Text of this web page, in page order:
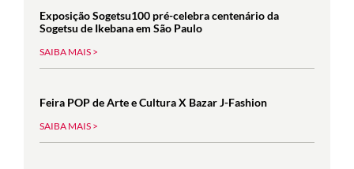
Exposição Sogetsu100 pré-celebra centenário da
Sogetsu de Ikebana em São Paulo
SAIBA MAIS >
Feira POP de Arte e Cultura X Bazar J-Fashion
SAIBA MAIS >